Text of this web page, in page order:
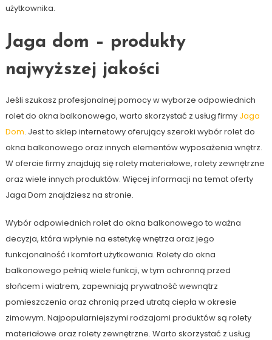
użytkownika.
Jaga dom – produkty
najwyższej jakości
Jeśli szukasz profesjonalnej pomocy w wyborze odpowiednich
rolet do okna balkonowego, warto skorzystać z usług firmy Jaga
Dom. Jest to sklep internetowy oferujący szeroki wybór rolet do
okna balkonowego oraz innych elementów wyposażenia wnętrz.
W ofercie firmy znajdują się rolety materiałowe, rolety zewnętrzne
oraz wiele innych produktów. Więcej informacji na temat oferty
Jaga Dom znajdziesz na stronie.
Wybór odpowiednich rolet do okna balkonowego to ważna
decyzja, która wpłynie na estetykę wnętrza oraz jego
funkcjonalność i komfort użytkowania. Rolety do okna
balkonowego pełnią wiele funkcji, w tym ochronną przed
słońcem i wiatrem, zapewniają prywatność wewnątrz
pomieszczenia oraz chronią przed utratą ciepła w okresie
zimowym. Najpopularniejszymi rodzajami produktów są rolety
materiałowe oraz rolety zewnętrzne. Warto skorzystać z usług